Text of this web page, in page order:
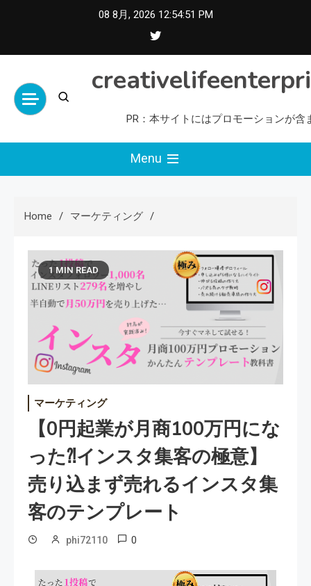
08 8月, 2026 12:54:52 PM
PR：本サイトにはプロモーションが含
Menu
Home マーケティング
1 MIN READ
マーケティング
【0円起業が月商100万円にな
った⁈インスタ集客の極意】
売り込まず売れるインスタ集
客のテンプレート
phi72110 0